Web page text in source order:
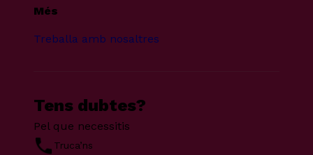
Més
Treballa amb nosaltres
Tens dubtes?
Pel que necessitis
Truca’ns